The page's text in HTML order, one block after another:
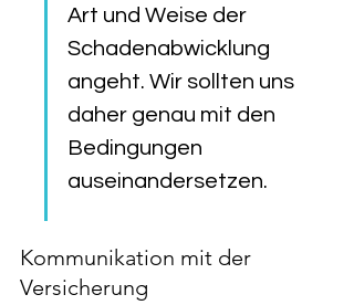
Art und Weise der
Schadenabwicklung
angeht. Wir sollten uns
daher genau mit den
Bedingungen
auseinandersetzen.
Kommunikation mit der
Versicherung